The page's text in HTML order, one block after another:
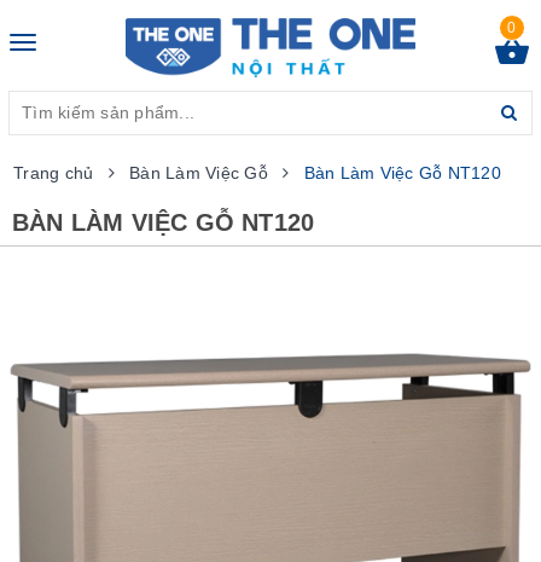
Toggle
0
Trang chủ Bàn Làm Việc Gỗ Bàn Làm Việc Gỗ NT120
BÀN LÀM VIỆC GỖ NT120